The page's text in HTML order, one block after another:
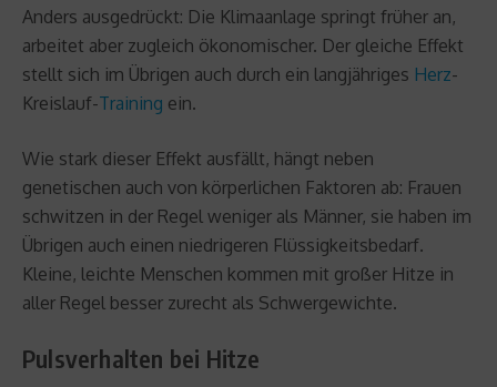
Anders ausgedrückt: Die Klimaanlage springt früher an,
arbeitet aber zugleich ökonomischer. Der gleiche Effekt
stellt sich im Übrigen auch durch ein langjähriges Herz-
Kreislauf-Training ein.
Wie stark dieser Effekt ausfällt, hängt neben
genetischen auch von körperlichen Faktoren ab: Frauen
schwitzen in der Regel weniger als Männer, sie haben im
Übrigen auch einen niedrigeren Flüssigkeitsbedarf.
Kleine, leichte Menschen kommen mit großer Hitze in
aller Regel besser zurecht als Schwergewichte.
Pulsverhalten bei Hitze